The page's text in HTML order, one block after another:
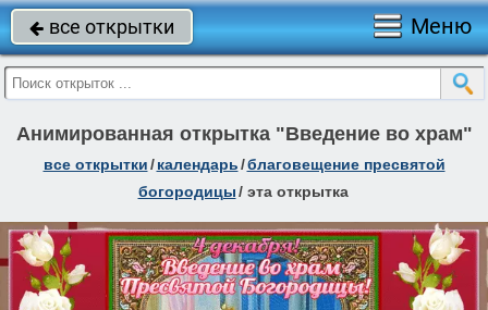
 все открытки Меню
Анимированная открытка "Введение во храм"
все открытки/ календарь/благовещение пресвятой
богородицы/ эта открытка